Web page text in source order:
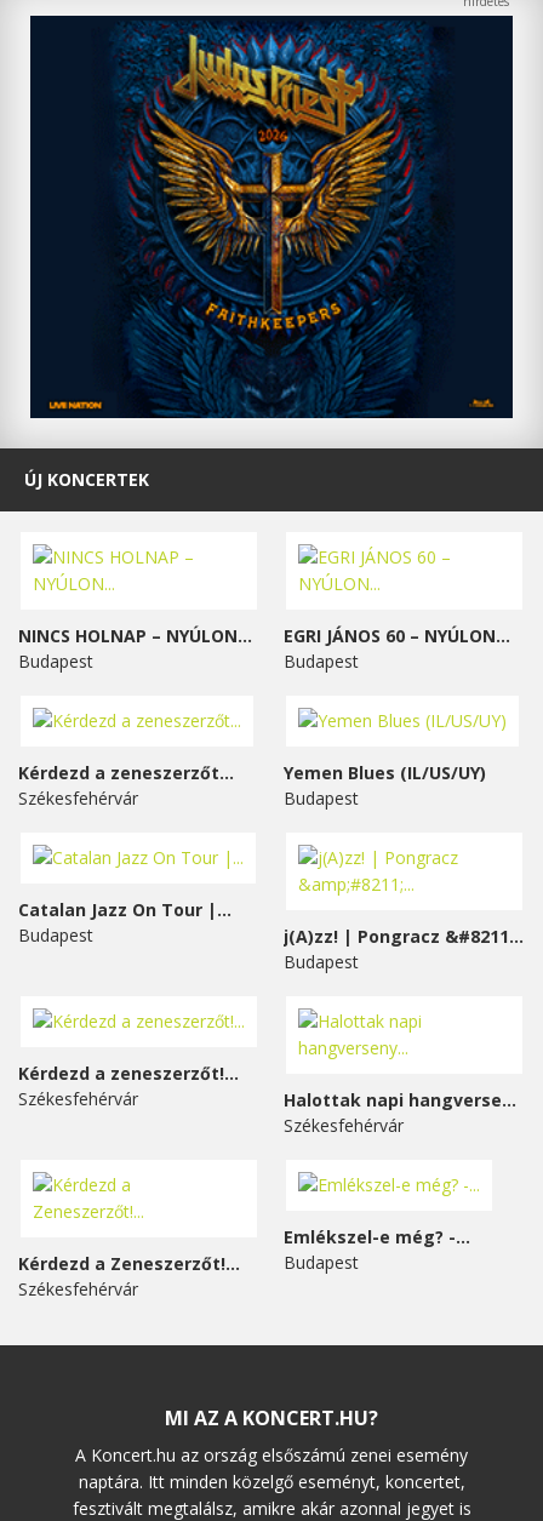
ÚJ KONCERTEK
NINCS HOLNAP – NYÚLON...
Budapest
EGRI JÁNOS 60 – NYÚLON...
Budapest
Kérdezd a zeneszerzőt...
Székesfehérvár
Yemen Blues (IL/US/UY)
Budapest
Catalan Jazz On Tour |...
Budapest
j(A)zz! | Pongracz &#8211;...
Budapest
Kérdezd a zeneszerzőt!...
Székesfehérvár
Halottak napi hangverseny...
Székesfehérvár
Kérdezd a Zeneszerzőt!...
Székesfehérvár
Emlékszel-e még? -...
Budapest
MI AZ A KONCERT.HU?
A Koncert.hu az ország elsőszámú zenei esemény
naptára. Itt minden közelgő eseményt, koncertet,
fesztivált megtalálsz, amikre akár azonnal jegyet is